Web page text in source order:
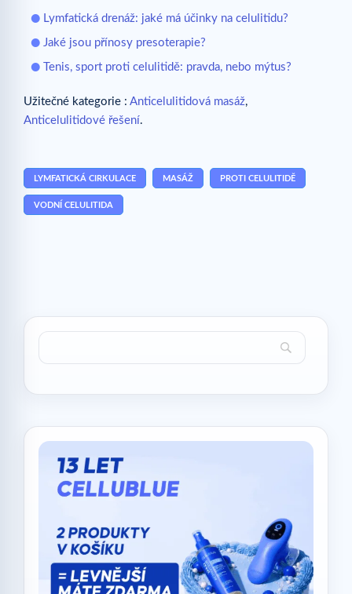
Lymfatická drenáž: jaké má účinky na celulitidu?
Jaké jsou přínosy presoterapie?
Tenis, sport proti celulitidě: pravda, nebo mýtus?
Užitečné kategorie : Anticelulitidová masáž,
Anticelulitidové řešení.
LYMFATICKÁ CIRKULACE MASÁŽ PROTI CELULITIDĚ
VODNÍ CELULITIDA